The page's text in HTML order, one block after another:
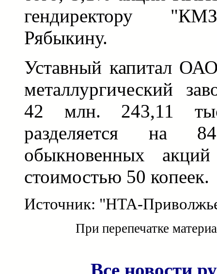
гендиректору
Рябыкину.
Уставный капитал
металлургический
42 млн. 243,11
разделяется на
обыкновенных
стоимостью 50 копеек.
Источник: "НТА-
При перепечатке